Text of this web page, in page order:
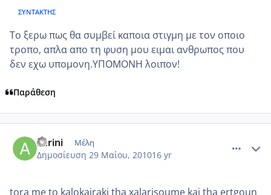
ΣΥΝΤΆΚΤΗΣ
Το ξερω πως θα συμβεί καποια στιγμη με τον οποιο
τροπο, απλα απο τη φυση μου ειμαι ανθρωπος που
δεν εχω υπομονη.ΥΠΟΜΟΝΗ λοιπον!
Παράθεση
aerini Μέλη
Δημοσίευση 29 Μαίου, 201016 yr
tora me to kalokairaki tha xalarisoume kai tha ertgoun